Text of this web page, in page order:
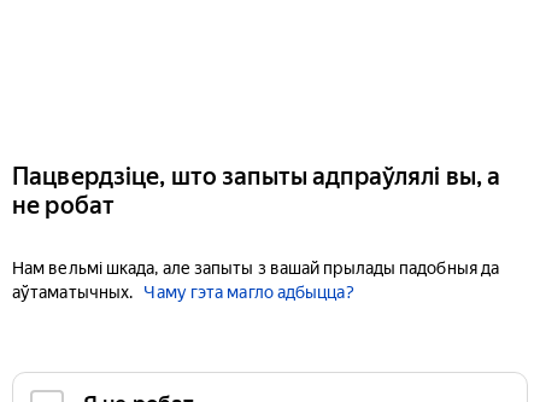
Пацвердзіце, што запыты адпраўлялі вы, а
не робат
Нам вельмі шкада, але запыты з вашай прылады падобныя да
аўтаматычных.
Чаму гэта магло адбыцца?